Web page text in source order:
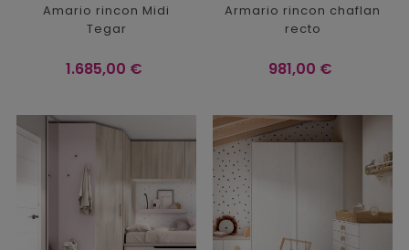
Amario rincon Midi
Tegar
Precio
1.685,00 €
Armario rincon chaflan
recto
Precio
981,00 €